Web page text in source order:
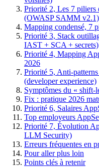
Priorité 2, Les 7 piliers
(OWASP SAMM v2.1)
Mapping condensé, 7
Priorité 3, Stack
IAST + SCA + secrets)
Priorité 4, Mapping
2026
Priorité 5, Anti-
(developer experience)
Symptômes du « shift-
Fix : pratique 2026
Priorité 6, Salaires
Top employeurs
Priorité 7, Évolution
LLM Security)
Erreurs fréquentes en
Pour aller plus loin
Points clés à retenir